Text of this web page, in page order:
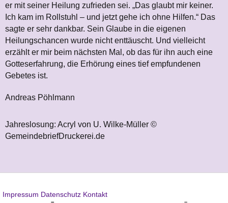
er mit seiner Heilung zufrieden sei. „Das glaubt mir keiner.
Ich kam im Rollstuhl – und jetzt gehe ich ohne Hilfen.“ Das
sagte er sehr dankbar. Sein Glaube in die eigenen
Heilungschancen wurde nicht enttäuscht. Und vielleicht
erzählt er mir beim nächsten Mal, ob das für ihn auch eine
Gotteserfahrung, die Erhörung eines tief empfundenen
Gebetes ist.
Andreas Pöhlmann
Jahreslosung: Acryl von U. Wilke-Müller ©
GemeindebriefDruckerei.de
Impressum Datenschutz Kontakt